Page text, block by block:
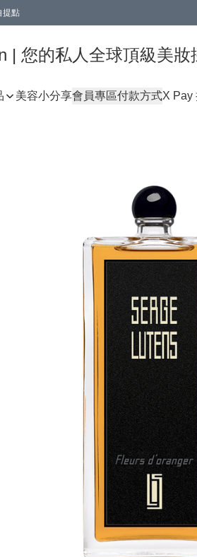
提點
| 您的私人全球頂級美妝
美容小分享會員專區付款方式X Pay